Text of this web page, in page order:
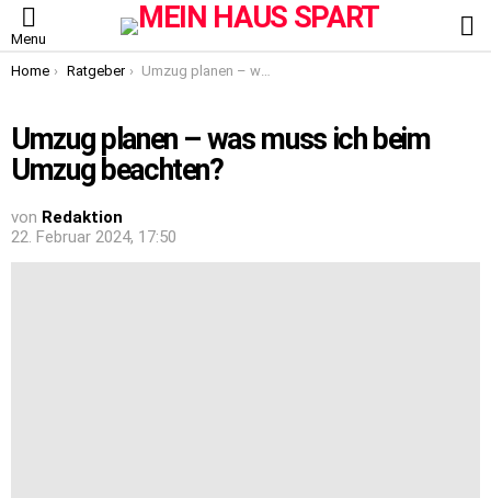
Menu
You are here:
Home Ratgeber Umzug planen – was muss ich beim Umzug beachten?
Umzug planen – was muss ich beim
Umzug beachten?
von Redaktion
22. Februar 2024, 17:50